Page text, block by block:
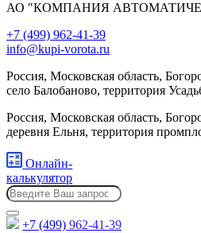
АО "КОМПАНИЯ
+7 (499) 962-41-39
info@kupi-vorota.ru
Россия, Московская область,
село Балобаново, территория
Россия, Московская область,
деревня Ельня, территория
Онлайн-
калькулятор
+7 (499) 962-41-39